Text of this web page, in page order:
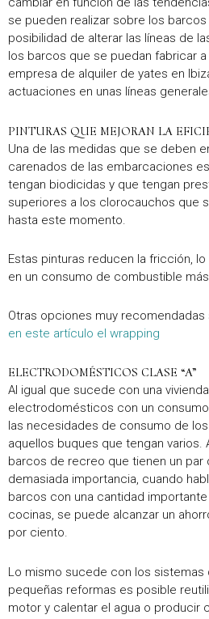
se pueden realizar sobre los
posibilidad de alterar las líneas de
los barcos que se puedan fabricar
empresa de alquiler de yates en
actuaciones en unas líneas
PINTURAS QUE MEJORAN LA
Una de las medidas que se deben
carenados de las embarcaciones
tengan biodicidas y que tengan
superiores a los clorocauchos que
hasta este momento.
Estas pinturas reducen la fricción,
en un consumo de combustible
Otras opciones muy
en este artículo el wrapping
ELECTRODOMÉSTICOS CLASE “A”
Al igual que sucede con una
electrodomésticos con un
las necesidades de consumo de
aquellos buques que tengan varios.
barcos de recreo que tienen un par
demasiada importancia, cuando
barcos con una cantidad
cocinas, se puede alcanzar un
por ciento.
Lo mismo sucede con los sistemas
pequeñas reformas es posible
motor y calentar el agua o producir